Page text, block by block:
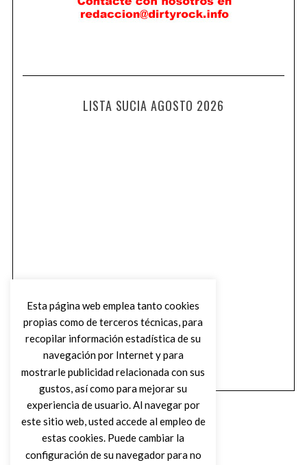
LISTA SUCIA AGOSTO 2026
Esta página web emplea tanto cookies
propias como de terceros técnicas, para
recopilar información estadística de su
navegación por Internet y para
mostrarle publicidad relacionada con sus
gustos, así como para mejorar su
experiencia de usuario. Al navegar por
este sitio web, usted accede al empleo de
estas cookies. Puede cambiar la
configuración de su navegador para no